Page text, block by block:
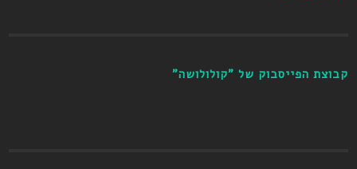
קבוצת הפייסבוק של "קולולושה"